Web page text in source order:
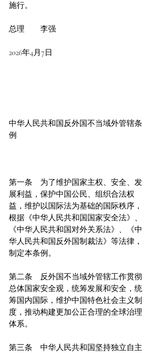
施行。
总理　　李强
2026年4月7日
中华人民共和国反外国不当域外管辖条
例
第一条　为了维护国家主权、安全、发
展利益，保护中国公民、组织合法权
益，维护以国际法为基础的国际秩序，
根据《中华人民共和国国家安全法》、
《中华人民共和国对外关系法》、《中
华人民共和国反外国制裁法》等法律，
制定本条例。
第二条　反外国不当域外管辖工作贯彻
总体国家安全观，统筹发展和安全，统
筹国内国际，维护中国特色社会主义制
度，推动构建更加公正合理的全球治理
体系。
第三条　中华人民共和国坚持独立自主